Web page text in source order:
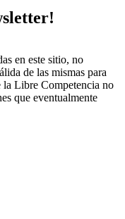
en este sitio, no
de las mismas para
la Libre Competencia no
que eventualmente